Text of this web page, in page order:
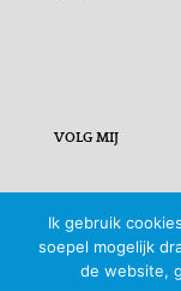
VOLG MIJ
Ik gebruik
soepel mogelijk
de website,